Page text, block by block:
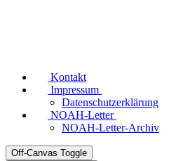
Kontakt
Impressum
Datenschutzerklärung
NOAH-Letter
NOAH-Letter-Archiv
Off-Canvas Toggle